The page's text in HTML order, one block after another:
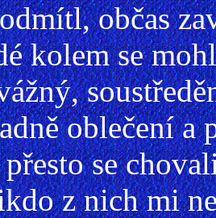
občas
kolem se
oblečení a
se
z nich mi